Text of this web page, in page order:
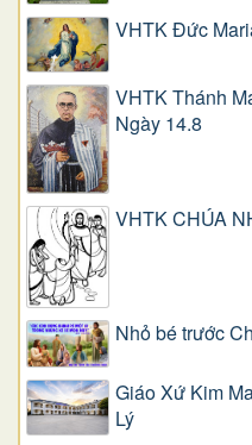
VHTK Đức
VHTK Thánh
Ngày 14.8
VHTK CHÚA
Nhỏ bé trước
Giáo Xứ Kim
Lý